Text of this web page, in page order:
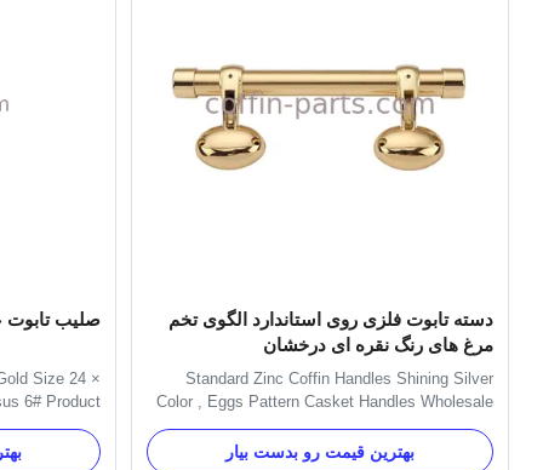
دسته تابوت فلزی روی استاندارد الگوی تخم
مرغ های رنگ نقره ای درخشان
Standard Zinc Coffin Handles Shining Silver
Color , Eggs Pattern Casket Handles Wholesale
Standard Coffin Zinc Fitting Metal Casket Handle
With Silver Color Eggs Pattern Specification:
بهترین قیمت رو بدست بیار
صلیب
Size 24 ×
6# Product
24×14cm. It
Item Name